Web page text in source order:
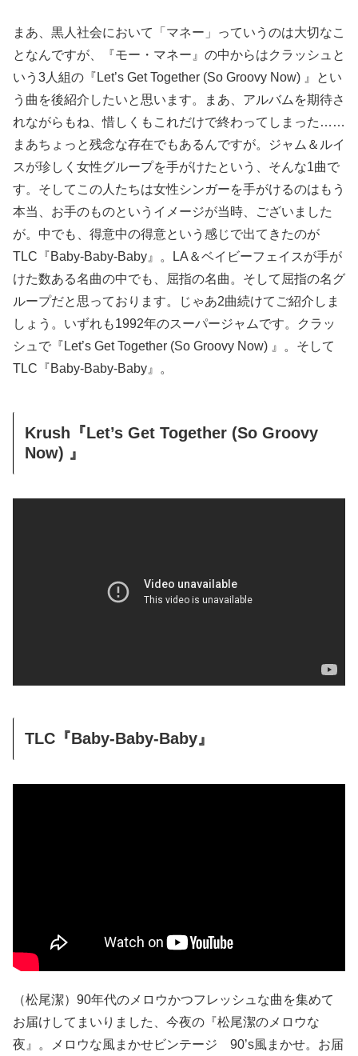
まあ、黒人社会において「マネー」っていうのは大切なこ
となんですが、『モー・マネー』の中からはクラッシュと
いう3人組の『Let’s Get Together (So Groovy Now) 』とい
う曲を後紹介したいと思います。まあ、アルバムを期待さ
れながらもね、惜しくもこれだけで終わってしまった……
まあちょっと残念な存在でもあるんですが。ジャム＆ルイ
スが珍しく女性グループを手がけたという、そんな1曲で
す。そしてこの人たちは女性シンガーを手がけるのはもう
本当、お手のものというイメージが当時、ございました
が。中でも、得意中の得意という感じで出てきたのが
TLC『Baby-Baby-Baby』。LA＆ベイビーフェイスが手が
けた数ある名曲の中でも、屈指の名曲。そして屈指の名グ
ループだと思っております。じゃあ2曲続けてご紹介しま
しょう。いずれも1992年のスーパージャムです。クラッ
シュで『Let’s Get Together (So Groovy Now) 』。そして
TLC『Baby-Baby-Baby』。
Krush『Let’s Get Together (So Groovy
Now) 』
TLC『Baby-Baby-Baby』
（松尾潔）90年代のメロウかつフレッシュな曲を集めて
お届けしてまいりました、今夜の『松尾潔のメロウな
夜』。メロウな風まかせビンテージ 90’s風まかせ。お届